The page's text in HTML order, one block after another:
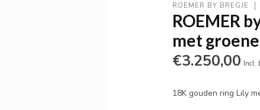
ROEMER BY BREGJE
ROEMER
met
€3.250,00 Incl.
18K gouden ring Lily